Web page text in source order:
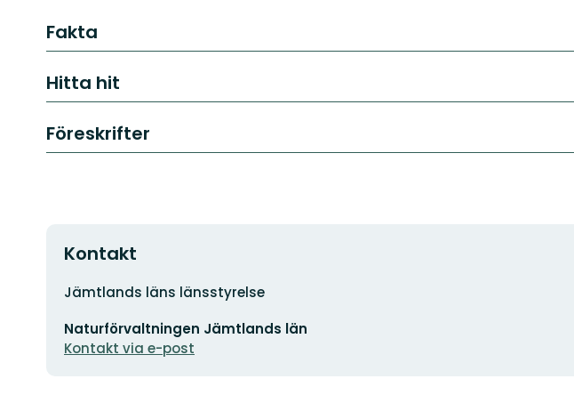
Fakta
Hitta hit
Föreskrifter
Kontakt
Adress
Jämtlands läns länsstyrelse
postadress
Naturförvaltningen Jämtlands län
Kontakt via e-post